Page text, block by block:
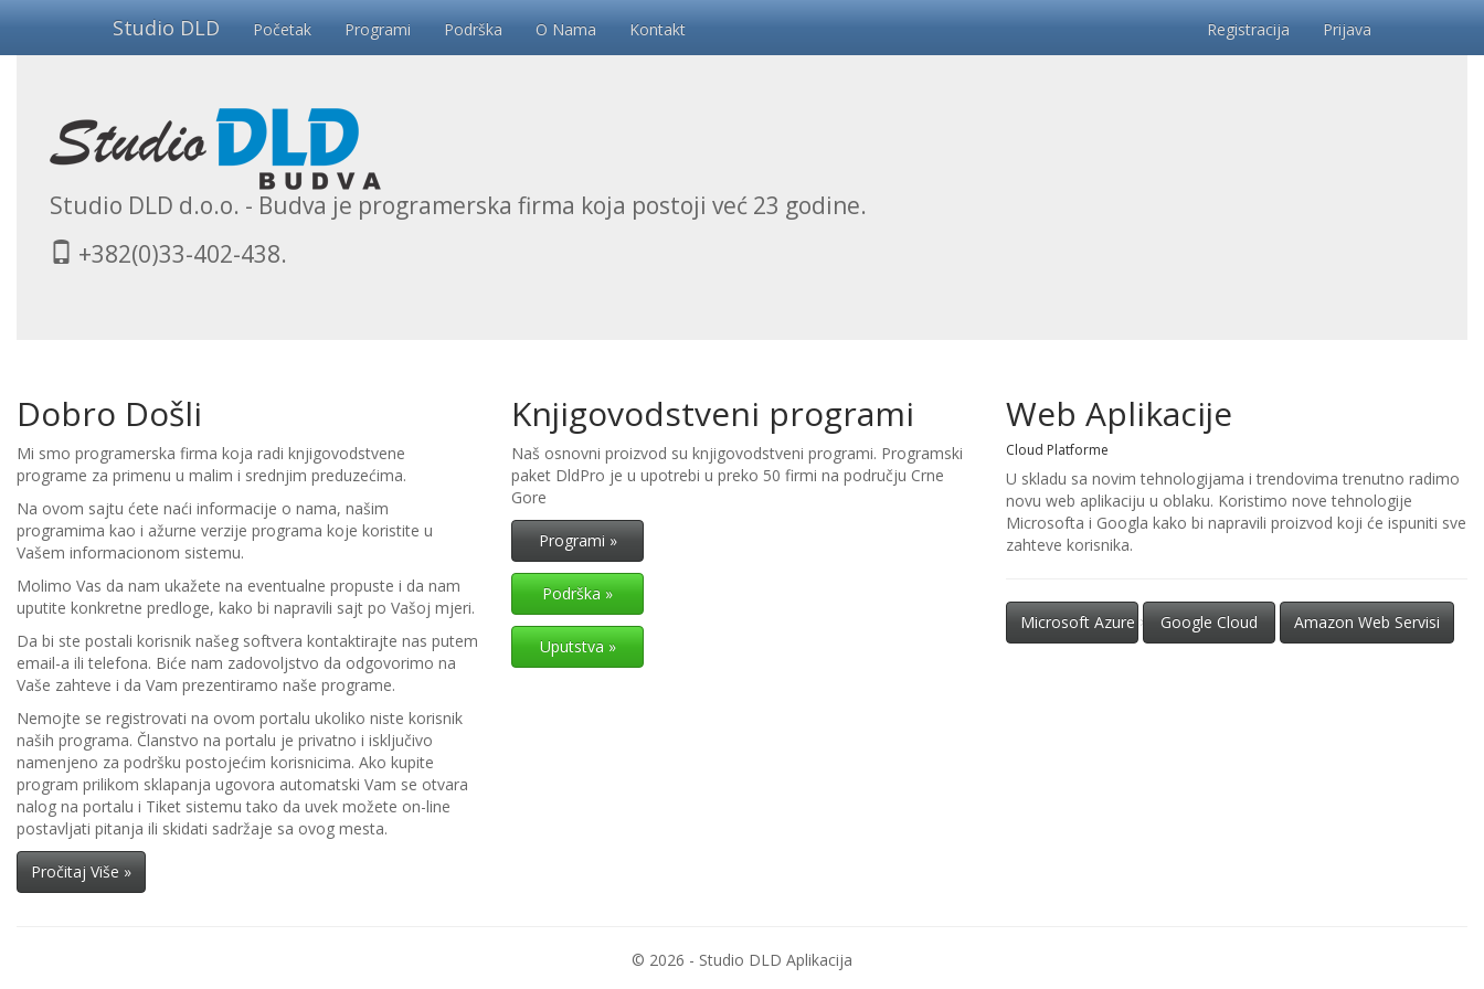
Studio DLD Početak Programi Podrška O Nama Kontakt Registracija Prijava
Studio DLD d.o.o. - Budva je programerska firma koja postoji već 23 godine.
+382(0)33-402-438.
Dobro Došli
Mi smo programerska firma koja radi knjigovodstvene
programe za primenu u malim i srednjim preduzećima.
Na ovom sajtu ćete naći informacije o nama, našim
programima kao i ažurne verzije programa koje koristite u
Vašem informacionom sistemu.
Molimo Vas da nam ukažete na eventualne propuste i da nam
uputite konkretne predloge, kako bi napravili sajt po Vašoj mjeri.
Da bi ste postali korisnik našeg softvera kontaktirajte nas putem
email-a ili telefona. Biće nam zadovoljstvo da odgovorimo na
Vaše zahteve i da Vam prezentiramo naše programe.
Nemojte se registrovati na ovom portalu ukoliko niste korisnik
naših programa. Članstvo na portalu je privatno i isključivo
namenjeno za podršku postojećim korisnicima. Ako kupite
program prilikom sklapanja ugovora automatski Vam se otvara
nalog na portalu i Tiket sistemu tako da uvek možete on-line
postavljati pitanja ili skidati sadržaje sa ovog mesta.
Pročitaj Više »
Knjigovodstveni programi
Naš osnovni proizvod su knjigovodstveni programi. Programski
paket DldPro je u upotrebi u preko 50 firmi na području Crne
Gore
Programi »
Podrška »
Uputstva »
Web Aplikacije
Cloud Platforme
U skladu sa novim tehnologijama i trendovima trenutno radimo
novu web aplikaciju u oblaku. Koristimo nove tehnologije
Microsofta i Googla kako bi napravili proizvod koji će ispuniti sve
zahteve korisnika.
Microsoft Azure » Google Cloud Amazon Web Servisi
© 2026 - Studio DLD Aplikacija